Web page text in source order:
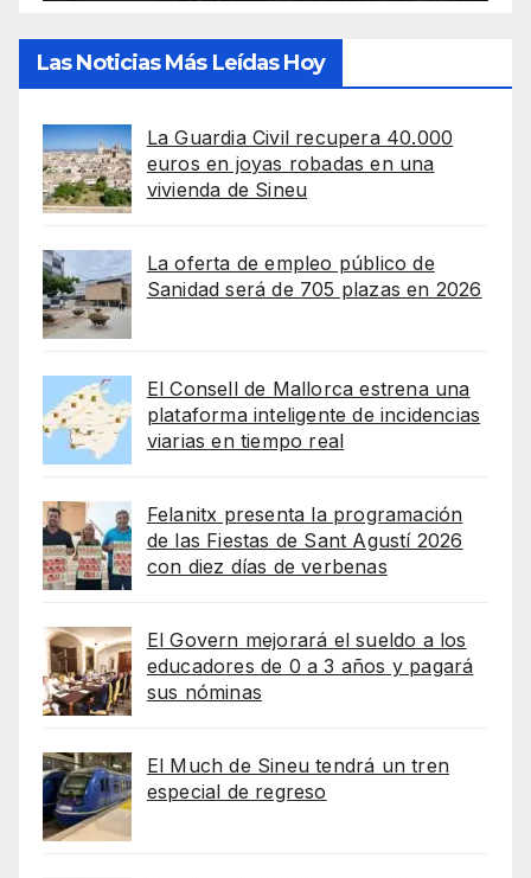
Las Noticias Más Leídas Hoy
La Guardia Civil recupera 40.000
euros en joyas robadas en una
vivienda de Sineu
La oferta de empleo público de
Sanidad será de 705 plazas en 2026
El Consell de Mallorca estrena una
plataforma inteligente de incidencias
viarias en tiempo real
Felanitx presenta la programación
de las Fiestas de Sant Agustí 2026
con diez días de verbenas
El Govern mejorará el sueldo a los
educadores de 0 a 3 años y pagará
sus nóminas
El Much de Sineu tendrá un tren
especial de regreso